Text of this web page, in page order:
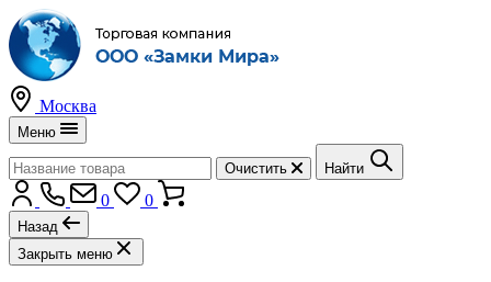
Москва
Меню
Очистить Найти
0 0
Назад
Закрыть меню